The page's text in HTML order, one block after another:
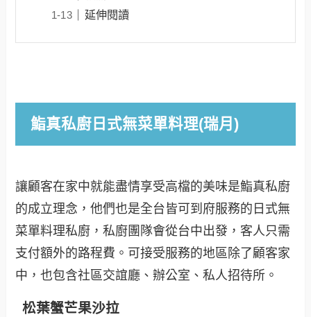
延伸閱讀
鮨真私廚日式無菜單料理(瑞月)
讓顧客在家中就能盡情享受高檔的美味是鮨真私廚
的成立理念，他們也是全台皆可到府服務的日式無
菜單料理私廚，私廚團隊會從台中出發，客人只需
支付額外的路程費。可接受服務的地區除了顧客家
中，也包含社區交誼廳、辦公室、私人招待所。
松葉蟹芒果沙拉